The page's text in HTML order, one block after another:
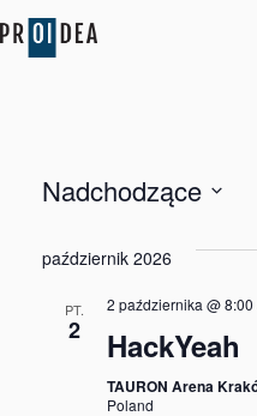
Nadchodzące
datę.
październik 2026
PT.
2
2 października @ 8:00
HackYeah
TAURON Arena
Poland